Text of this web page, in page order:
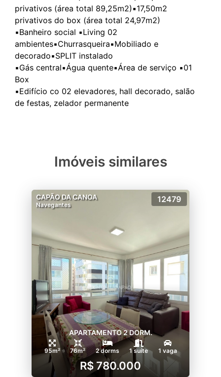
privativos (área total 89,25m2)▪️⁠17,50m2
privativos do box (área total 24,97m2)
▪️Banheiro social ▪️Living 02
ambientes▪️Churrasqueira▪️Mobiliado e
decorado▪️SPLIT instalado
▪️⁠Gás central▪️⁠Água quente▪️Área de serviço ▪️01
Box
▪️Edifício co 02 elevadores, hall decorado, salão
Imóveis similares
CAPÃO DA CANOA
Navegantes
12479
APARTAMENTO 2 DORM.
95m² 76m² 2 dorms 1 suíte 1 vaga
R$ 780.000